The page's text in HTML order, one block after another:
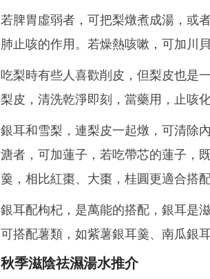
若脾胃虛弱者，可把梨燉煮成湯，或
肺止咳的作用。若燥熱咳嗽，可加川
吃梨時有些人喜歡削皮，但梨皮也是
梨皮，清洗乾淨即刻，當藥用，止咳化
銀耳和雪梨，連梨皮一起燉，可清除
溏者，可加蓮子，若吃帶芯的蓮子，
羹，相比紅棗、大棗，桂圓更適合搭
銀耳配枸杞，是萬能的搭配，銀耳是
可搭配薯類，如紫薯銀耳羹、南瓜銀
秋季滋陰祛濕湯水推介